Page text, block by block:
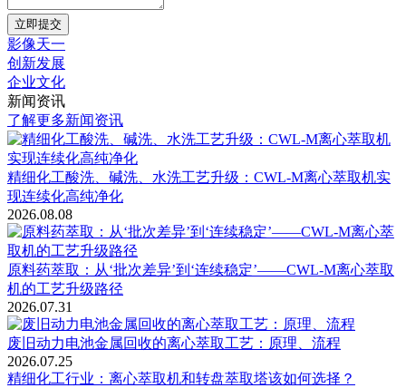
立即提交
影像天一
创新发展
企业文化
新闻资讯
了解更多新闻资讯
精细化工酸洗、碱洗、水洗工艺升级：CWL-M离心萃取机实
现连续化高纯净化
2026.08.08
原料药萃取：从‘批次差异’到‘连续稳定’——CWL-M离心萃取
机的工艺升级路径
2026.07.31
废旧动力电池金属回收的离心萃取工艺：原理、流程
2026.07.25
精细化工行业：离心萃取机和转盘萃取塔该如何选择？